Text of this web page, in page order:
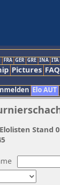
FRA GER GRE INA ITA
Pictures FAQ
Elo AUT
Stand